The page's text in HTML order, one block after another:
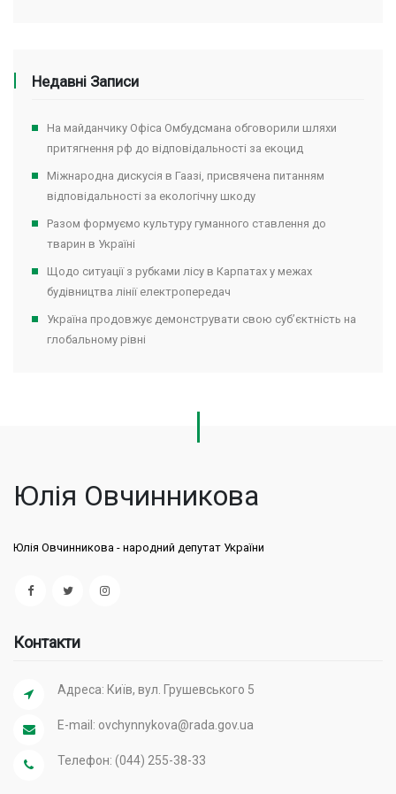
Недавні Записи
На майданчику Офіса Омбудсмана обговорили шляхи
притягнення рф до відповідальності за екоцид
Міжнародна дискусія в Гаазі, присвячена питанням
відповідальності за екологічну шкоду
Разом формуємо культуру гуманного ставлення до
тварин в Україні
Щодо ситуації з рубками лісу в Карпатах у межах
будівництва лінії електропередач
Україна продовжує демонструвати свою суб’єктність на
глобальному рівні
Юлія Овчинникова
Юлія Овчинникова - народний депутат України
Контакти
Адреса: Київ, вул. Грушевського 5
E-mail: ovchynnykova@rada.gov.ua
Телефон: (044) 255-38-33